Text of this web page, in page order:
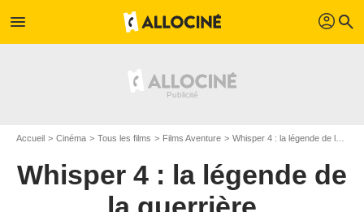
menu profil search
Accueil Cinéma Tous les films Films Aventure Whisper 4 : la légende de la guerrière
Whisper 4 : la légende de